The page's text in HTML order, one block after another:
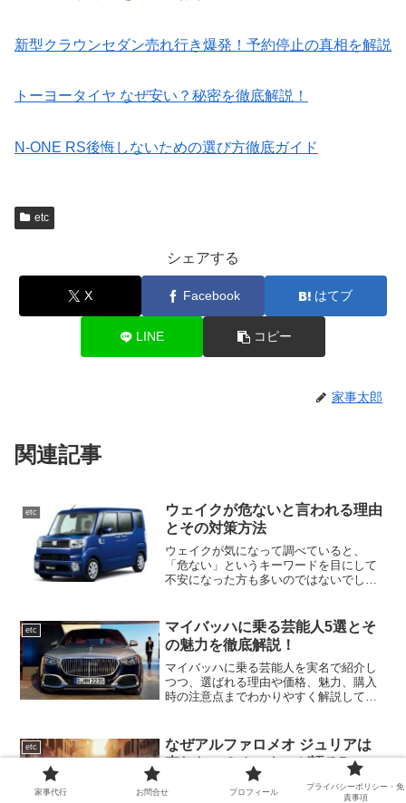
新型クラウンセダン売れ行き爆発！予約停止の真相を解説
トーヨータイヤ なぜ安い？秘密を徹底解説！
N-ONE RS後悔しないための選び方徹底ガイド
etc
シェアする
X Facebook はてブ
LINE コピー
家事太郎
関連記事
etc
ウェイクが危ないと言われる理由
とその対策方法
ウェイクが気になって調べていると、
「危ない」というキーワードを目にして
不安になった方も多いのではないでしょ
認したいポイントです。ネット上には
「横風に弱い」「カーブでふら...
etc
マイバッハに乗る芸能人5選とそ
の魅力を徹底解説！
マイバッハに乗る芸能人を実名で紹介し
つつ、選ばれる理由や価格、魅力、購入
時の注意点までわかりやすく解説してい
etc
なぜアルファロメオ ジュリアは
売れない？オーナーが語る5つの
家事代行 お問合せ プロフィール
プライバシーポリシー・免
責事項